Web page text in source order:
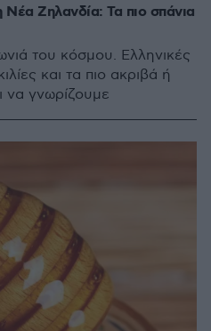
Ζηλανδία: Τα πιο σπάνια
του κόσμου. Ελληνικές
και τα πιο ακριβά ή
να γνωρίζουμε